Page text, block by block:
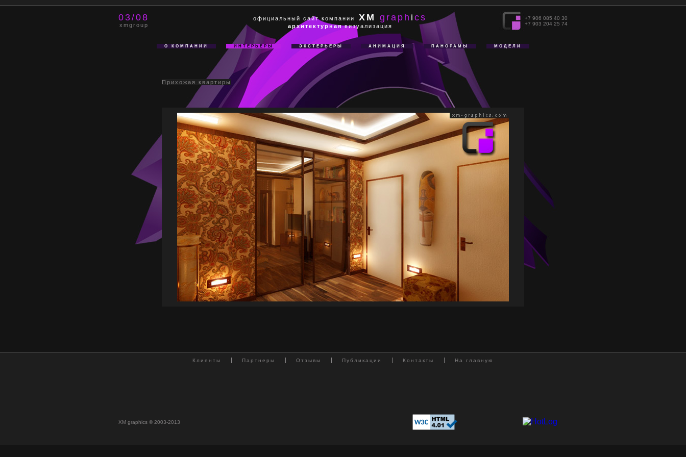
03/08
xmgroup
официальный сайт компании XM graph i cs
архитектурнаявизуализация
+7 906 085 40 30
+7 903 204 25 74
О КОМПАНИИ ИНТЕРЬЕРЫ ЭКСТЕРЬЕРЫ АНИМАЦИЯ ПАНОРАМЫ МОДЕЛИ
Прихожая квартиры
Клиенты Партнеры Отзывы Публикации Контакты На главную
XM graphics © 2003-2013